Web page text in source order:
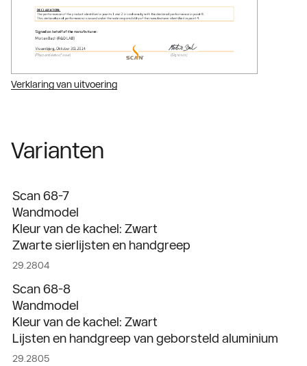
Verklaring van uitvoering
Varianten
Scan 68-7
Wandmodel
Kleur van de kachel: Zwart
Zwarte sierlijsten en handgreep
29.2804
Scan 68-8
Wandmodel
Kleur van de kachel: Zwart
Lijsten en handgreep van geborsteld aluminium
29.2805